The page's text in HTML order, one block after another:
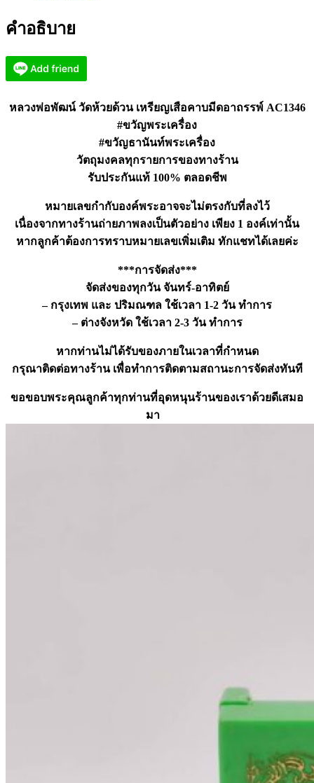
เหรียญ
คาบ
อาถรรพ์
คำอธิบาย
หลวงพ่อพัฒน์ วัดห้วยด้วน เหรียญเสือคาบมีดอาถรรพ์ AC1346
#ขวัญพระเครื่อง
#ขวัญธานันท์พระเครื่อง
วัตถุมงคลทุกรายการของทางร้าน
รับประกันแท้ 100% ตลอดชีพ
หมายเลขกำกับองค์พระอาจจะไม่ตรงกับที่ลงไว้
เนื่องจากทางร้านถ่ายภาพลงเป็นตัวอย่าง เพียง 1 องค์เท่านั้น
หากลูกค้าต้องการทราบหมายเลขเพิ่มเติม ทักแชทได้เลยค่ะ
***การจัดส่ง***
จัดส่งของทุกวัน จันทร์-อาทิตย์
– กรุงเทพ และ ปริมณฑล ใช้เวลา 1-2 วัน ทำการ
– ต่างจังหวัด ใช้เวลา 2-3 วัน ทำการ
หากท่านไม่ได้รับของภายในเวลาที่กำหนด
กรุณาติดต่อทางร้าน เพื่อทำการติดตามสถานะการจัดส่งทันที
ขอขอบพระคุณลูกค้าทุกท่านที่อุดหนุนร้านของเราด้วยดีเสมอ
มา